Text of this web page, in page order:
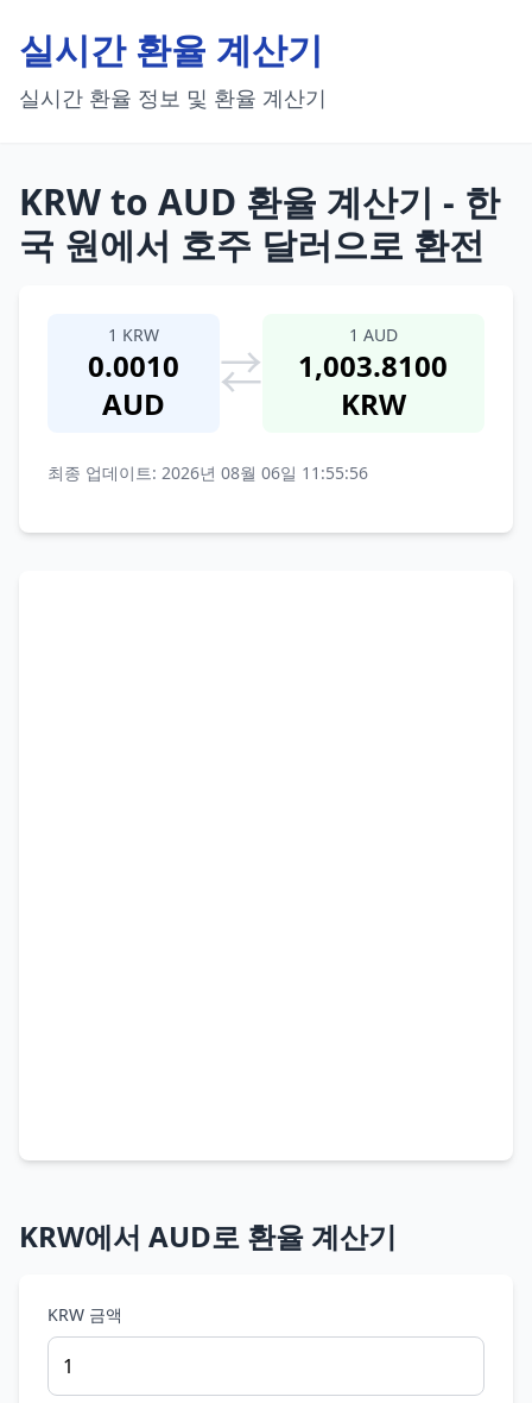
실시간 환율 계산기
실시간 환율 정보 및 환율 계산기
KRW to AUD 환율 계산기 - 한
국 원에서 호주 달러으로 환전
1 KRW
0.0010
AUD
⇄
1 AUD
1,003.8100
KRW
최종 업데이트: 2026년 08월 06일 11:55:56
KRW에서 AUD로 환율 계산기
KRW 금액